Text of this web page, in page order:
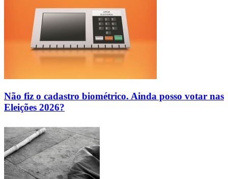
Não fiz o cadastro biométrico. Ainda posso votar nas
Eleições 2026?